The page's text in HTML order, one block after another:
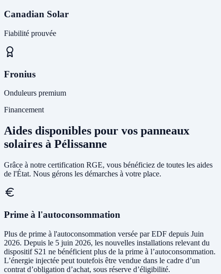
Canadian Solar
Fiabilité prouvée
Fronius
Onduleurs premium
Financement
Aides disponibles pour vos panneaux
solaires à Pélissanne
Grâce à notre certification RGE, vous bénéficiez de toutes les aides
de l'État. Nous gérons les démarches à votre place.
Prime à l'autoconsommation
Plus de prime à l'autoconsommation versée par EDF depuis Juin
2026. Depuis le 5 juin 2026, les nouvelles installations relevant du
dispositif S21 ne bénéficient plus de la prime à l’autoconsommation.
L’énergie injectée peut toutefois être vendue dans le cadre d’un
contrat d’obligation d’achat, sous réserve d’éligibilité.